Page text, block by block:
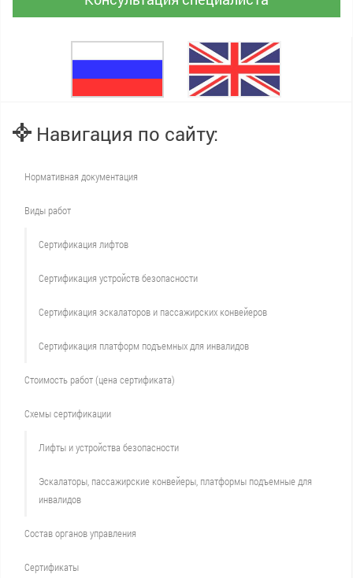
Навигация по сайту:
Нормативная документация
Виды работ
Сертификация лифтов
Сертификация устройств безопасности
Сертификация эскалаторов и пассажирских конвейеров
Сертификация платформ подъемных для инвалидов
Стоимость работ (цена сертификата)
Схемы сертификации
Лифты и устройства безопасности
Эскалаторы, пассажирские конвейеры, платформы подъемные для
инвалидов
Состав органов управления
Сертификаты